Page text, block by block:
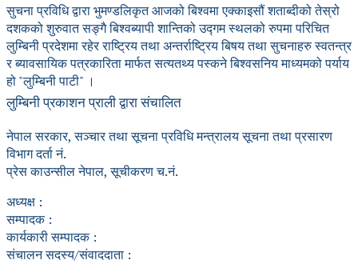
सुचना प्रविधि द्वारा भुमण्डलिकृत आजको बिश्वमा एक्काइसौं शताब्दीको तेस्रो
दशकको शुरुवात सङ्गै बिश्वब्यापी शान्तिको उद्गम स्थलको रुपमा परिचित
लुम्बिनी प्रदेशमा रहेर राष्ट्रिय तथा अन्तर्राष्ट्रिय बिषय तथा सुचनाहरु स्वतन्त्र
र ब्यावसायिक पत्रकारिता मार्फत सत्यतथ्य पस्कने बिश्वसनिय माध्यमको पर्याय
हो "लुम्बिनी पाटी" ।
लुम्बिनी प्रकाशन प्राली द्वारा संचालित
नेपाल सरकार, सञ्चार तथा सूचना प्रविधि मन्त्रालय सूचना तथा प्रसारण
विभाग दर्ता नं.
प्रेस काउन्सील नेपाल, सूचीकरण च.नं.
अध्यक्ष :
सम्पादक :
कार्यकारी सम्पादक :
संचालन सदस्य/संवाददाता :